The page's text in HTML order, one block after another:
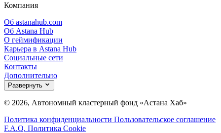
Компания
Об astanahub.com
Об Astana Hub
О геймификации
Карьера в Astana Hub
Социальные сети
Контакты
Дополнительно
Развернуть
© 2026, Автономный кластерный фонд «Астана Хаб»
Политика конфиденциальности Пользовательское соглашение
F.A.Q. Политика Cookie